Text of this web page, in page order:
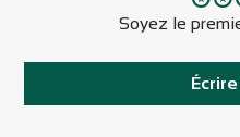
Soyez le